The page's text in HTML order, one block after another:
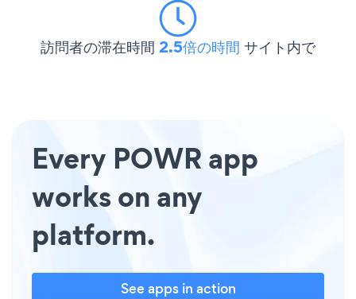
訪問者の滞在時間 2.5倍の時間 サイト内で
Every POWR app
works on any
platform.
See apps in action